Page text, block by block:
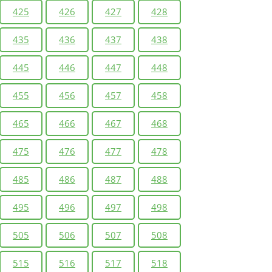
425 426 427 428
435 436 437 438
445 446 447 448
455 456 457 458
465 466 467 468
475 476 477 478
485 486 487 488
495 496 497 498
505 506 507 508
515 516 517 518